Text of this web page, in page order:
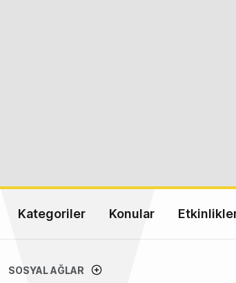
Kategoriler Konular
SOSYAL AĞLAR